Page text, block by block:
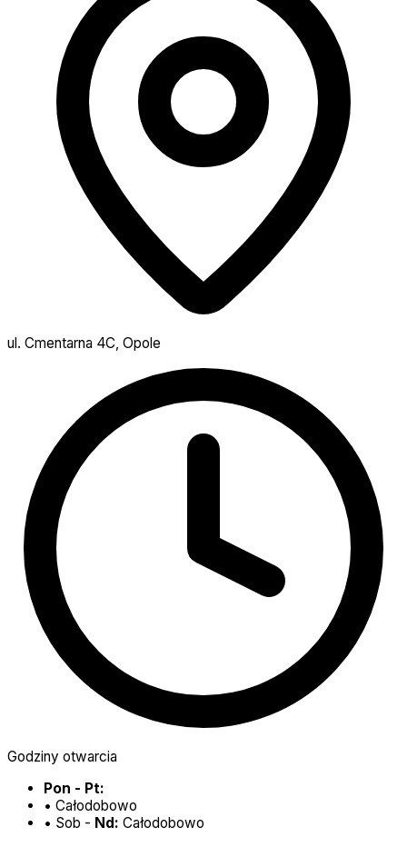
ul. Cmentarna 4C, Opole
Godziny otwarcia
Pon - Pt:
• Całodobowo
• Sob - Nd: Całodobowo